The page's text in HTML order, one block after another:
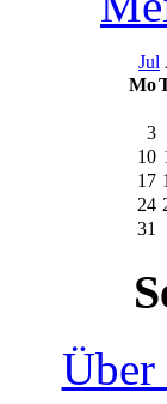
Jul
Mo
3
10
17
24
31